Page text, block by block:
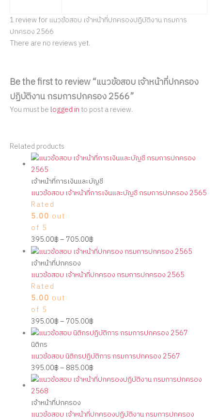
1 review for แนวข้อสอบ เจ้าหน้าที่ปกครองปฏิบัติงาน กรมการ
ปกครอง 2566
There are no reviews yet.
Be the first to review “แนวข้อสอบ เจ้าหน้าที่ปกครอง
ปฏิบัติงาน กรมการปกครอง 2566”
You must be logged in to post a review.
Related products
เจ้าหน้าที่การเงินและบัญชี
แนวข้อสอบ เจ้าหน้าที่การเงินและบัญชี กรมการปกครอง 2565
Rated
5.00 out
of 5
395.00฿– 705.00฿
เจ้าหน้าที่ปกครอง
แนวข้อสอบ เจ้าหน้าที่ปกครอง กรมการปกครอง 2565
Rated
5.00 out
of 5
395.00฿– 705.00฿
นิติกร
แนวข้อสอบ นิติกรปฏิบัติการ กรมการปกครอง 2567
395.00฿– 885.00฿
เจ้าหน้าที่ปกครอง
แนวข้อสอบ เจ้าหน้าที่ปกครองปฏิบัติงาน กรมการปกครอง